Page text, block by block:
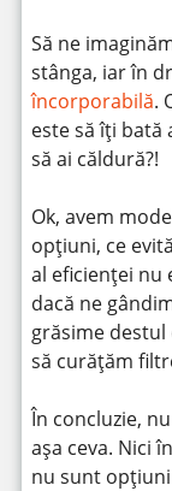
Să ne
stânga, iar în
încorporabilă.
este să îți
să ai căldură?!
Ok, avem
opțiuni, ce
al eficienței nu
dacă ne
grăsime
să curățăm
În concluzie,
așa ceva. Nici
nu sunt